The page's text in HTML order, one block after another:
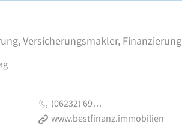
Versicherungsmakler, Finanzierung
(06232) 69…
www.bestfinanz.immobilien